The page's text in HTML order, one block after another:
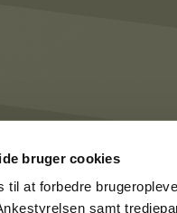
bruger cookies
til at forbedre
samt